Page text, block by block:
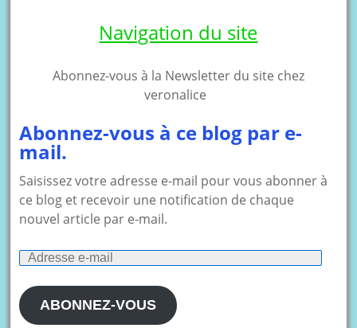
Navigation du site
Abonnez-vous à la Newsletter du site chez
veronalice
Abonnez-vous à ce blog par e-
mail.
Saisissez votre adresse e-mail pour vous abonner à
ce blog et recevoir une notification de chaque
nouvel article par e-mail.
Adresse
mail
ABONNEZ-VOUS